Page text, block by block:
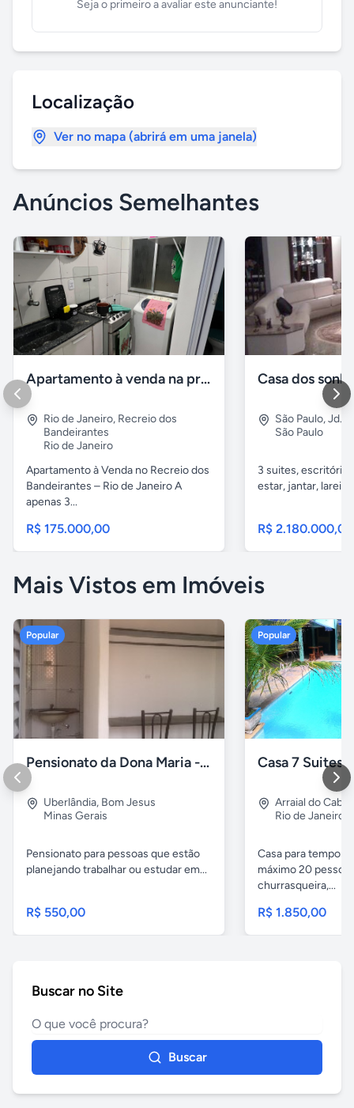
Seja o primeiro a avaliar este anunciante!
Localização
Ver no mapa (abrirá em uma janela)
Anúncios Semelhantes
Apartamento à venda na praia Recreio - RJ
Rio de Janeiro, Recreio dos
Bandeirantes
Rio de Janeiro
Apartamento à Venda no Recreio dos
Bandeirantes – Rio de Janeiro A
apenas 3...
R$ 175.000,00
Casa dos
São Paulo,Jd.
São Paulo
3 suites, escritório,
estar, jantar,
R$ 2.180.000,00
Mais Vistos em Imóveis
Popular
Pensionato da Dona Maria - Uberlândia/MG
Uberlândia, Bom Jesus
Minas Gerais
Pensionato para pessoas que estão
planejando trabalhar ou estudar em...
R$ 550,00
Popular
Arraial do Cabo
Rio de Janeiro
Casa para
máximo 20
churrasqueira,...
R$ 1.850,00
Buscar no Site
Buscar